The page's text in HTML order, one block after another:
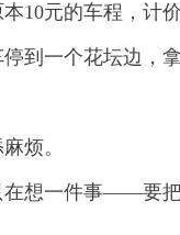
元的车程，计价
一个花坛边，拿
烦。
一件事——要把